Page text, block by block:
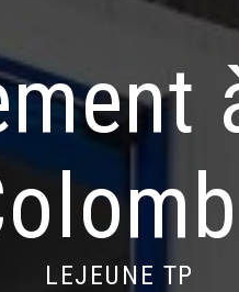
LEJEUNE TP